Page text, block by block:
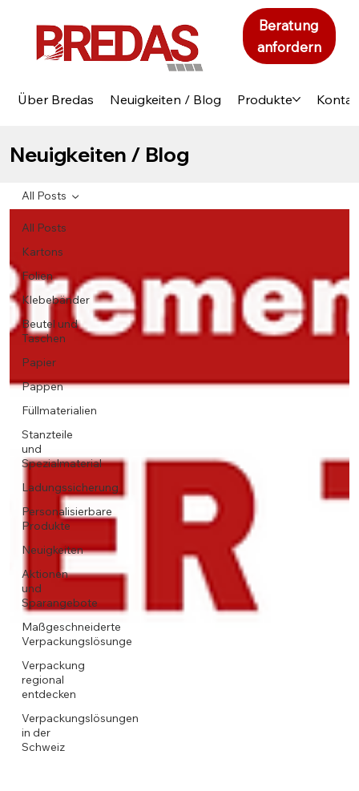
Über Bredas Neuigkeiten / Blog Produkte
Beratung
anfordern
Neuigkeiten / Blog
All Posts
Kartons
Folien
Klebebänder
Beutel und
Taschen
Papier
Pappen
Füllmaterialien
Stanzteile
und
Spezialmaterial
Ladungssicherung
Personalisierbare
Produkte
Neuigkeiten
Aktionen
und
Sparangebote
Maßgeschneiderte
Verpackungslösunge
Verpackung
regional
entdecken
Verpackungslösungen
in der
Schweiz
All Posts